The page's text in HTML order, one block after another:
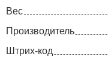
Вес
Производитель
Штрих-код